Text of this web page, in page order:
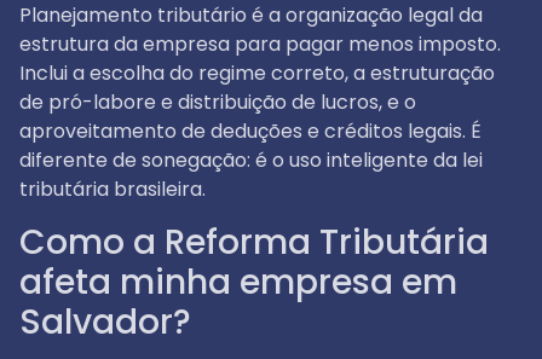
Planejamento tributário é a organização legal da
estrutura da empresa para pagar menos imposto.
Inclui a escolha do regime correto, a estruturação
de pró-labore e distribuição de lucros, e o
aproveitamento de deduções e créditos legais. É
diferente de sonegação: é o uso inteligente da lei
tributária brasileira.
Como a Reforma Tributária
afeta minha empresa em
Salvador?